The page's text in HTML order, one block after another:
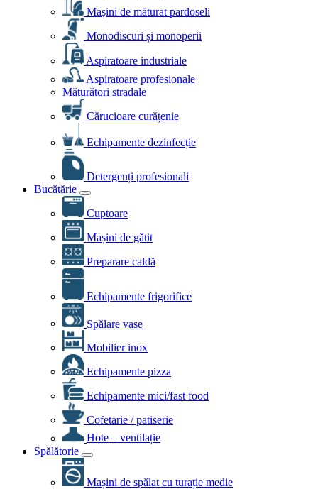
Mașini de măturat pardoseli
Monodiscuri și monoperii
Aspiratoare industriale
Aspiratoare profesionale
Măturători stradale
Cărucioare curățenie
Echipamente dezinfecție
Detergenți profesionali
Bucătărie
Cuptoare
Mașini de gătit
Preparare caldă
Echipamente frigorifice
Spălare vase
Mobilier inox
Echipamente pizza
Echipamente mici/fast food
Cofetarie / patiserie
Hote – ventilație
Spălătorie
Mașini de spălat cu turație medie